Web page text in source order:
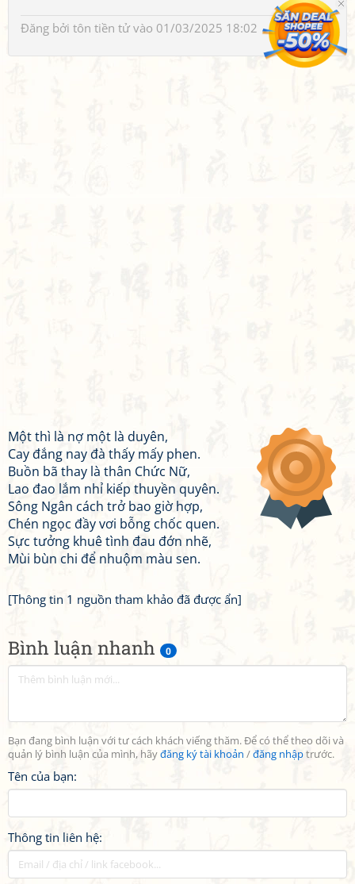
Bình luận nhanh 0
Bạn đang bình luận với tư cách khách viếng thăm. Để có thể theo dõi và
quản lý bình luận của mình, hãyđăng ký tài khoản /đăng nhậptrước.
Tên của bạn:
Thông tin liên hệ:
Đăng bởi tôn tiền tửvào 01/03/2025 18:02
Một thì là nợ một là duyên,
Cay đắng nay đà thấy mấy phen.
Buồn bã thay là thân Chức Nữ,
Lao đao lắm nhỉ kiếp thuyền quyên.
Sông Ngân cách trở bao giờ hợp,
Chén ngọc đầy vơi bỗng chốc quen.
Sực tưởng khuê tình đau đớn nhẽ,
Mùi bùn chi để nhuộm màu sen.
[Thông tin 1 nguồn tham khảo đã được ẩn]